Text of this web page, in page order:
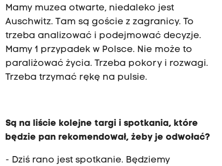
Mamy muzea otwarte, niedaleko jest
Auschwitz. Tam są goście z zagranicy. To
trzeba analizować i podejmować decyzje.
Mamy 1 przypadek w Polsce. Nie może to
paraliżować życia. Trzeba pokory i rozwagi.
Trzeba trzymać rękę na pulsie.
Są na liście kolejne targi i spotkania, które
będzie pan rekomendował, żeby je odwołać?
- Dziś rano jest spotkanie. Będziemy